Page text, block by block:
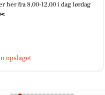
her fra 8,00-12,00 i dag lørdag
opslaget